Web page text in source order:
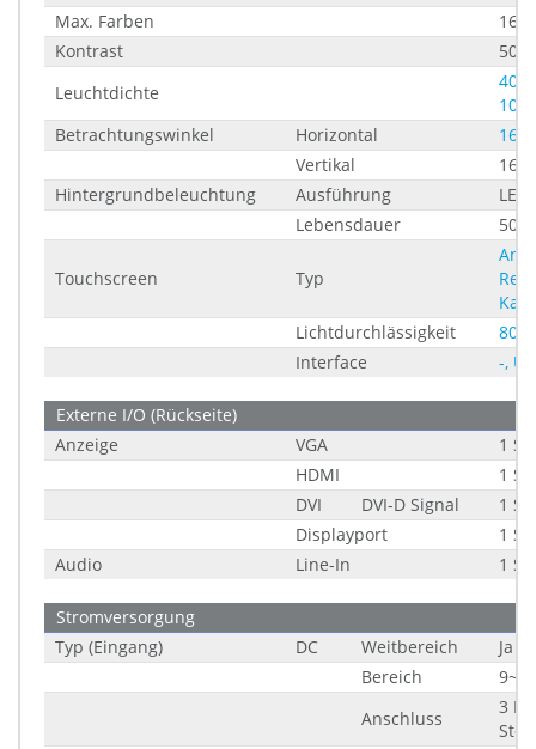
Max. Farben
Kontrast
Leuchtdichte
400
Betrachtungswinkel
Horizontal
160
Vertikal
160
Hintergrundbeleuchtung
Ausführung
LED
Lebensdauer
Touchscreen Typ
Lichtdurchlässigkeit
80
Interface
-,
Externe I/O (Rückseite)
Anzeige
VGA
1 St
HDMI
1 St
DVI
DVI-D Signal
1 St
Displayport
1 St
Audio
Line-In 1 St
Stromversorgung
Typ (Eingang)
DC Weitbereich
Ja
Bereich
Anschluss
3